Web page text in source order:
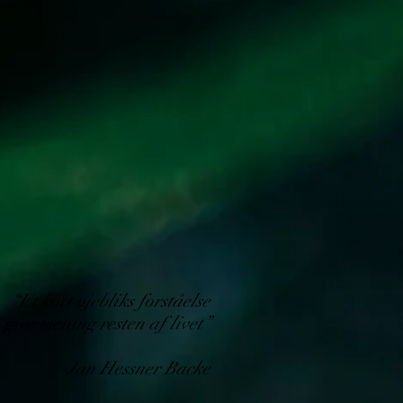
“Et kort øjebliks forståelse
mening resten af livet”
- Jan Hessner Backe